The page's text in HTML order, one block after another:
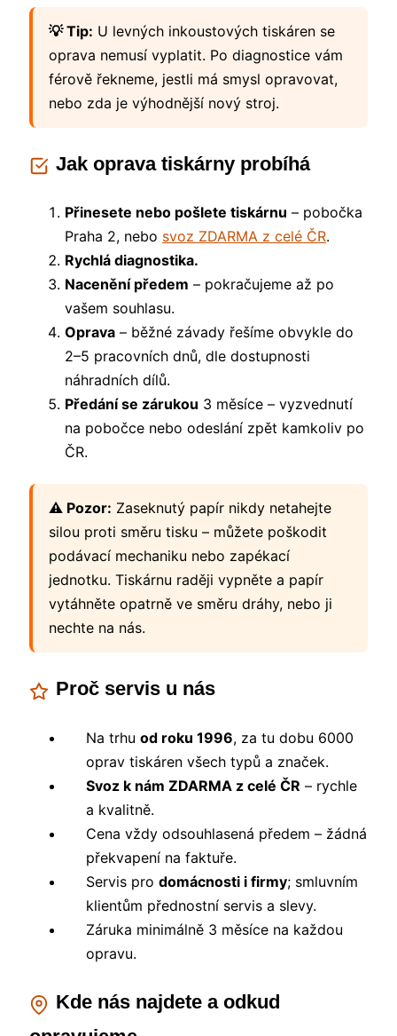
💡 Tip: U levných inkoustových tiskáren se
oprava nemusí vyplatit. Po diagnostice vám
férově řekneme, jestli má smysl opravovat,
nebo zda je výhodnější nový stroj.
Jak oprava tiskárny probíhá
Přinesete nebo pošlete tiskárnu – pobočka
Praha 2, nebo svoz ZDARMA z celé ČR.
Rychlá diagnostika.
Nacenění předem – pokračujeme až po
vašem souhlasu.
Oprava – běžné závady řešíme obvykle do
2–5 pracovních dnů, dle dostupnosti
náhradních dílů.
Předání se zárukou 3 měsíce – vyzvednutí
na pobočce nebo odeslání zpět kamkoliv po
ČR.
⚠️ Pozor: Zaseknutý papír nikdy netahejte
silou proti směru tisku – můžete poškodit
podávací mechaniku nebo zapékací
jednotku. Tiskárnu raději vypněte a papír
vytáhněte opatrně ve směru dráhy, nebo ji
nechte na nás.
Proč servis u nás
Na trhu od roku 1996, za tu dobu 6000
oprav tiskáren všech typů a značek.
Svoz k nám ZDARMA z celé ČR – rychle
a kvalitně.
Cena vždy odsouhlasená předem – žádná
překvapení na faktuře.
Servis pro domácnosti i firmy; smluvním
klientům přednostní servis a slevy.
Záruka minimálně 3 měsíce na každou
opravu.
Kde nás najdete a odkud